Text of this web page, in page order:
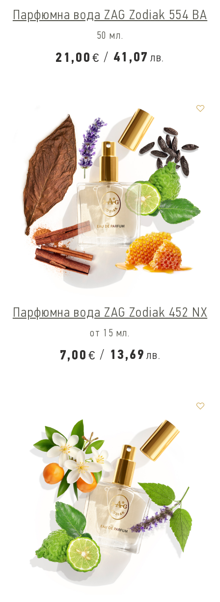
Парфюмна вода ZAG Zodiak 554 BA
50 мл.
21,00 € / 41,07 лв.
Парфюмна вода ZAG Zodiak 452 NX
от 15 мл.
7,00 € / 13,69 лв.